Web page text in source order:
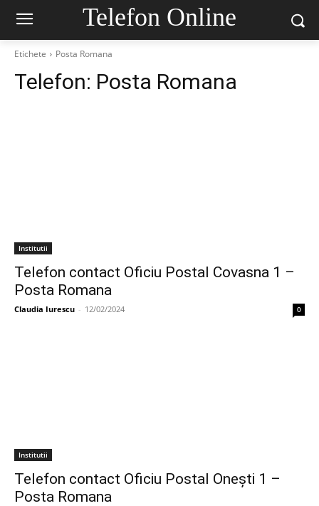
Telefon Online
Etichete Posta Romana
Telefon: Posta Romana
Institutii
Telefon contact Oficiu Postal Covasna 1 –
Posta Romana
Claudia Iurescu - 12/02/2024 0
Institutii
Telefon contact Oficiu Postal Oneşti 1 –
Posta Romana